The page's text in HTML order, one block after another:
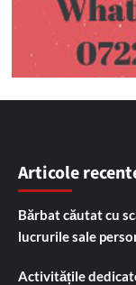
Articole
Bărbat căutat cu
lucrurile sale
Activitățile